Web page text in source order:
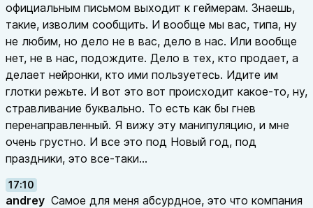
официальным письмом выходит к геймерам. Знаешь,
такие, изволим сообщить. И вообще мы вас, типа, ну
не любим, но дело не в вас, дело в нас. Или вообще
нет, не в нас, подождите. Дело в тех, кто продает, а
делает нейронки, кто ими пользуетесь. Идите им
глотки режьте. И вот это вот происходит какое-то, ну,
стравливание буквально. То есть как бы гнев
перенаправленный. Я вижу эту манипуляцию, и мне
очень грустно. И все это под Новый год, под
праздники, это все-таки...
17:10
andrey Самое для меня абсурдное, это что компания